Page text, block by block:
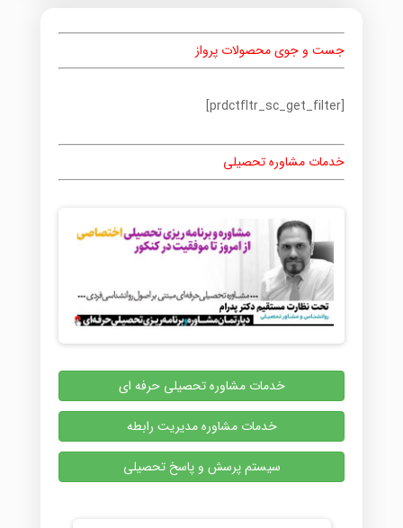
جست و جوی محصولات پرواز
[prdctfltr_sc_get_filter]
خدمات مشاوره تحصیلی
خدمات مشاوره تحصیلی حرفه ای
خدمات مشاوره مدیریت رابطه
سیستم پرسش و پاسخ تحصیلی